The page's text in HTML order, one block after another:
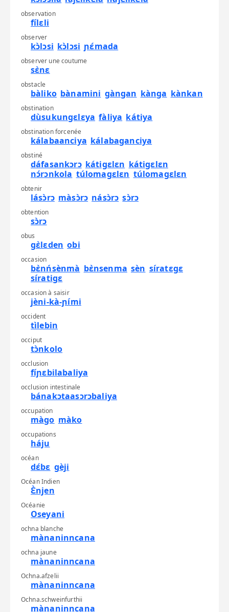
observation
fílɛli
observer
kɔ̀lɔsi kɔ̀lɔsi ɲɛ́mada
observer une coutume
sɛ̀nɛ
obstacle
bàliko bànamini gàngan kànga kànkan
obstination
dùsukungɛlɛya fàliya kátiya
obstination forcenée
kálabaanciya kálabaganciya
obstiné
dáfasankɔrɔ kátigɛlɛn kátigɛlɛn
nɔ́rɔnkola túlomagɛlɛn túlomagɛlɛn
obtenir
lásɔ̀rɔ màsɔ̀rɔ násɔ̀rɔ sɔ̀rɔ
obtention
sɔ̀rɔ
obus
gɛ̀lɛden obi
occasion
bɛ̀nńsènmà bɛ̀nsenma sèn síratɛgɛ
síratigɛ
occasion à saisir
jèni-kà-ɲími
occident
tìlebin
occiput
tɔ̀nkolo
occlusion
fíɲɛbilabaliya
occlusion intestinale
bánakɔtaasɔrɔbaliya
occupation
màgo màko
occupations
háju
océan
dɛ́bɛ gèji
Océan Indien
Ɛ̀njen
Océanie
Oseyani
ochna blanche
mànaninncana
ochna jaune
mànaninncana
Ochna.afzelii
mànaninncana
Ochna.schweinfurthii
mànaninncana